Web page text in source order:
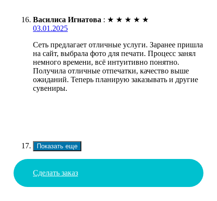
Василиса Игнатова : ★ ★ ★ ★ ★
03.01.2025
Сеть предлагает отличные услуги. Заранее пришла
на сайт, выбрала фото для печати. Процесс занял
немного времени, всё интуитивно понятно.
Получила отличные отпечатки, качество выше
ожиданий. Теперь планирую заказывать и другие
сувениры.
Показать еще
Сделать заказ